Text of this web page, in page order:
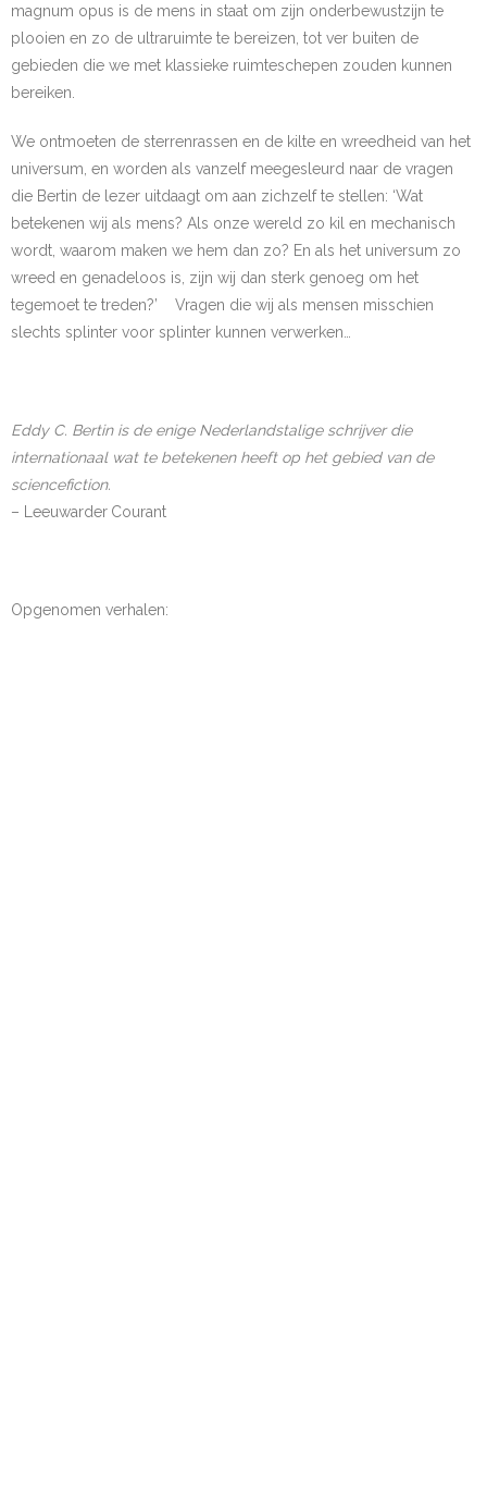
magnum opus is de mens in staat om zijn onderbewustzijn te
plooien en zo de ultraruimte te bereizen, tot ver buiten de
gebieden die we met klassieke ruimteschepen zouden kunnen
bereiken.
We ontmoeten de sterrenrassen en de kilte en wreedheid van het
universum, en worden als vanzelf meegesleurd naar de vragen
die Bertin de lezer uitdaagt om aan zichzelf te stellen: ‘Wat
betekenen wij als mens? Als onze wereld zo kil en mechanisch
wordt, waarom maken we hem dan zo? En als het universum zo
wreed en genadeloos is, zijn wij dan sterk genoeg om het
tegemoet te treden?’ Vragen die wij als mensen misschien
slechts splinter voor splinter kunnen verwerken…
Eddy C. Bertin is de enige Nederlandstalige schrijver die
internationaal wat te betekenen heeft op het gebied van de
sciencefiction.
– Leeuwarder Courant
Opgenomen verhalen: